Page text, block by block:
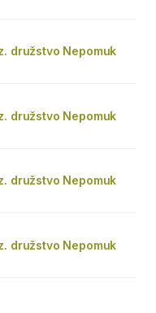
družstvo Nepomuk
družstvo Nepomuk
družstvo Nepomuk
družstvo Nepomuk